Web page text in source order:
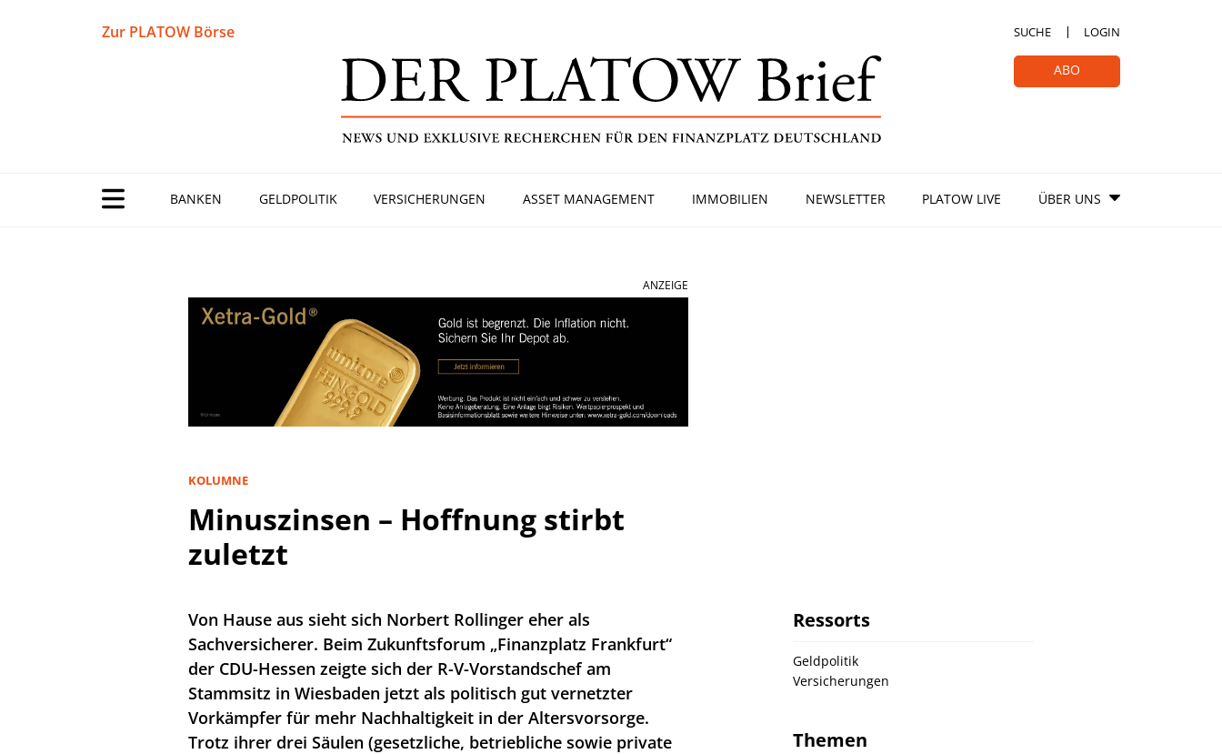
Zur PLATOW Börse SUCHE LOGIN
ABO
BANKEN GELDPOLITIK VERSICHERUNGEN ASSET MANAGEMENT IMMOBILIEN NEWSLETTER PLATOW LIVE ÜBER UNS
ANZEIGE
KOLUMNE
Minuszinsen – Hoffnung stirbt
zuletzt
Von Hause aus sieht sich Norbert Rollinger eher als
Sachversicherer. Beim Zukunftsforum „Finanzplatz Frankfurt“
der CDU-Hessen zeigte sich der R-V-Vorstandschef am
Stammsitz in Wiesbaden jetzt als politisch gut vernetzter
Vorkämpfer für mehr Nachhaltigkeit in der Altersvorsorge.
Trotz ihrer drei Säulen (gesetzliche, betriebliche sowie private
Ressorts
Geldpolitik
Versicherungen
Themen